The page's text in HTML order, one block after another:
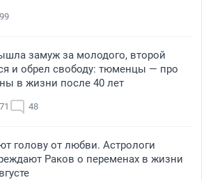
замуж за молодого, второй
и обрел свободу: тюменцы — про
в жизни после 40 лет
48
голову от любви. Астрологи
Раков о переменах в жизни